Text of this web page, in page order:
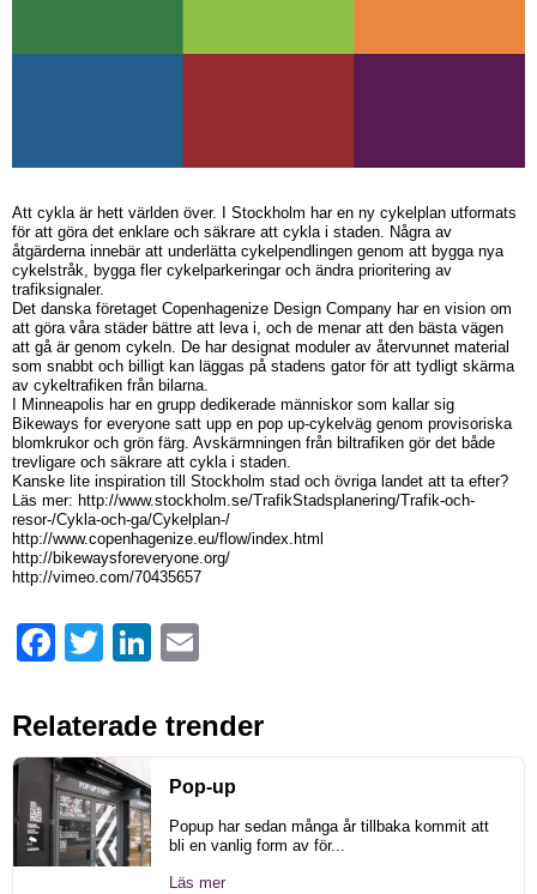
Att cykla är hett världen över. I Stockholm har en ny cykelplan utformats
för att göra det enklare och säkrare att cykla i staden. Några av
åtgärderna innebär att underlätta cykelpendlingen genom att bygga nya
cykelstråk, bygga fler cykelparkeringar och ändra prioritering av
trafiksignaler.
Det danska företaget Copenhagenize Design Company har en vision om
att göra våra städer bättre att leva i, och de menar att den bästa vägen
att gå är genom cykeln. De har designat moduler av återvunnet material
som snabbt och billigt kan läggas på stadens gator för att tydligt skärma
av cykeltrafiken från bilarna.
I Minneapolis har en grupp dedikerade människor som kallar sig
Bikeways for everyone satt upp en pop up-cykelväg genom provisoriska
blomkrukor och grön färg. Avskärmningen från biltrafiken gör det både
trevligare och säkrare att cykla i staden.
Kanske lite inspiration till Stockholm stad och övriga landet att ta efter?
Läs mer: http://www.stockholm.se/TrafikStadsplanering/Trafik-och-
resor-/Cykla-och-ga/Cykelplan-/
http://www.copenhagenize.eu/flow/index.html
http://bikewaysforeveryone.org/
http://vimeo.com/70435657
FacebookTwitter LinkedIn
Relaterade trender
Pop-up
Popup har sedan många år tillbaka kommit att
bli en vanlig form av för...
Läs mer